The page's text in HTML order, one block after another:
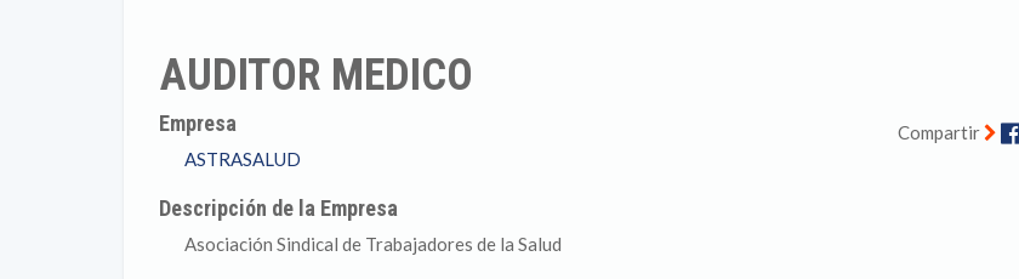
AUDITOR MEDICO
Compartir
Empresa
ASTRASALUD
Descripción de la Empresa
Asociación Sindical de Trabajadores de la Salud